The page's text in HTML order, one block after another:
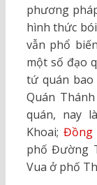
phương
hình thức
vẫn phổ
một số đạo
tứ quán bao
Quán
quán, nay
Khoai; Đồng
phố Đường
Vua ở phố